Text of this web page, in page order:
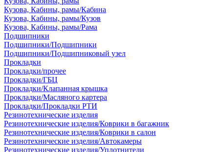
Кузова, Кабины, рамы/Кабина
Кузова, Кабины, рамы/Кузов
Кузова, Кабины, рамы/Рама
Подшипники
Подшипники/Подшипники
Подшипники/Подшипниковый узел
Прокладки
Прокладки/прочее
Прокладки/ГБЦ
Прокладки/Клапанная крышка
Прокладки/Масляного картера
Прокладки/Прокладки РТИ
Резинотехнические изделия
Резинотехнические изделия/Коврики в багажник
Резинотехнические изделия/Коврики в салон
Резинотехнические изделия/Автокамеры
Резинотехнические изделия/Уплотнители